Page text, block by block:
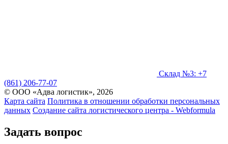
Склад №3: +7
(861) 206-77-07
© ООО «Адва логистик», 2026
Карта сайта Политика в отношении обработки персональных
данных Создание сайта логистического центра - Webformula
Задать вопрос